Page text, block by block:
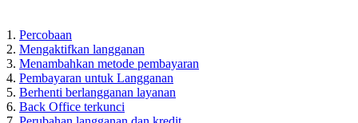
1. Percobaan
2. Mengaktifkan langganan
3. Menambahkan metode pembayaran
4. Pembayaran untuk Langganan
5. Berhenti berlangganan layanan
6. Back Office terkunci